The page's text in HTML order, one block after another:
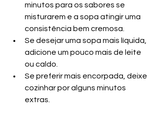
minutos para os sabores se
misturarem e a sopa atingir uma
consistência bem cremosa.
Se desejar uma sopa mais líquida,
adicione um pouco mais de leite
ou caldo.
Se preferir mais encorpada, deixe
cozinhar por alguns minutos
extras.